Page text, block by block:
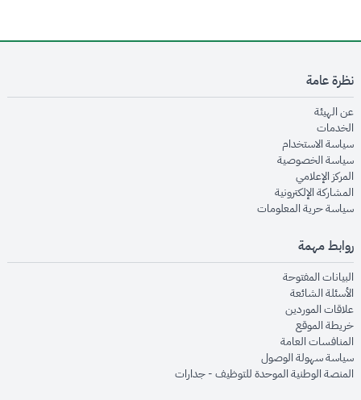
نظرة عامة
عن الهيئةopens in new window
الخدماتopens in new window
سياسة الاستخدام
سياسة الخصوصيةopens in new window
المركز الإعلاميopens in new window
المشاركة الإلكترونيةopens in new window
سياسة حرية المعلوماتopens in new window
روابط مهمة
البيانات المفتوحةopens in new window
الأسئلة الشائعةopens in new window
علاقات الموردينopens in new window
خريطة الموقعopens in new window
المنافسات العامةopens in new window
سياسة سهولة الوصولopens in new window
المنصة الوطنية الموحدة للتوظيف - جداراتopens in new window